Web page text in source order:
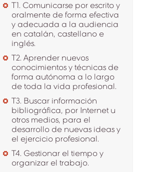
T1. Comunicarse por escrito y
oralmente de forma efectiva
y adecuada a la audiencia
en catalán, castellano e
inglés.
T2. Aprender nuevos
conocimientos y técnicas de
forma autónoma a lo largo
de toda la vida profesional.
T3. Buscar información
bibliográfica, por Internet u
otros medios, para el
desarrollo de nuevas ideas y
el ejercicio profesional.
T4. Gestionar el tiempo y
organizar el trabajo.